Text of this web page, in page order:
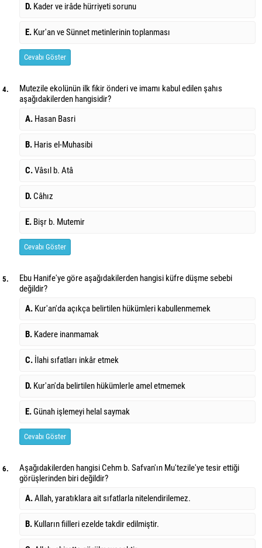
D. Kader ve irâde hürriyeti sorunu
E. Kur'an ve Sünnet metinlerinin toplanması
Cevabı Göster
4.
Mutezile ekolünün ilk fikir önderi ve imamı kabul edilen şahıs
aşağıdakilerden hangisidir?
A. Hasan Basri
B. Haris el-Muhasibi
C.Vâsıl b. Atâ
D.Câhız
E. Bişr b. Mutemir
Cevabı Göster
5.
Ebu Hanife'ye göre aşağıdakilerden hangisi küfre düşme sebebi
değildir?
A. Kur'an'da açıkça belirtilen hükümleri kabullenmemek
B. Kadere inanmamak
C. İlahi sıfatları inkâr etmek
D. Kur'an'da belirtilen hükümlerle amel etmemek
E.Günah işlemeyi helal saymak
Cevabı Göster
6.
Aşağıdakilerden hangisi Cehm b. Safvan'ın Mu'tezile'ye tesir ettiği
görüşlerinden biri değildir?
A.Allah, yaratıklara ait sıfatlarla nitelendirilemez.
B. Kulların fiilleri ezelde takdir edilmiştir.